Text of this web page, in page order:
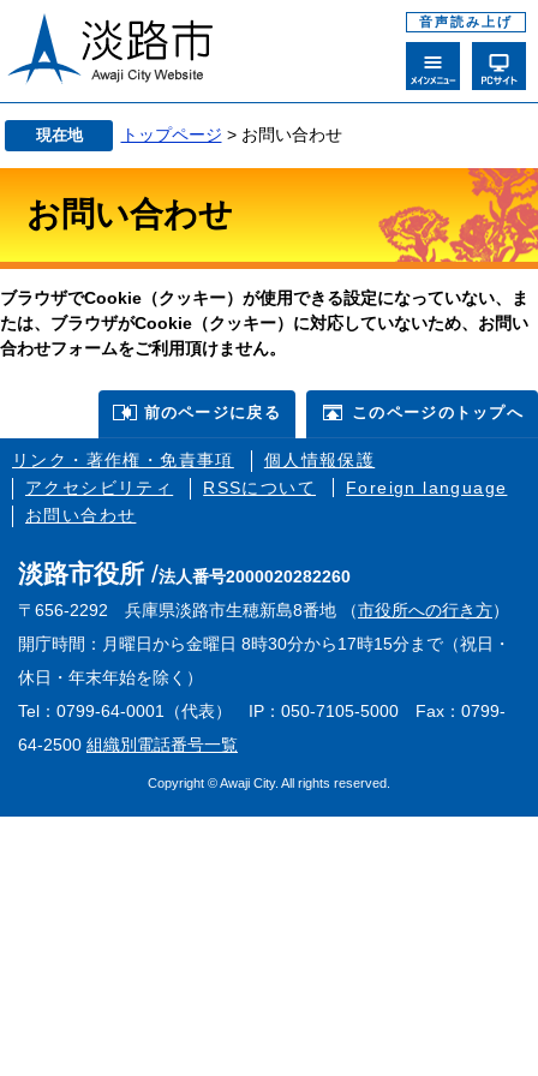
音声読み上げ
現在地 トップページ > お問い合わせ
お問い合わせ
ブラウザでCookie（クッキー）が使用できる設定になっていない、ま
たは、ブラウザがCookie（クッキー）に対応していないため、お問い
合わせフォームをご利用頂けません。
前のページに戻る このページのトップへ
リンク・著作権・免責事項
個人情報保護
アクセシビリティ
RSSについて
Foreign language
お問い合わせ
淡路市役所
法人番号2000020282260
〒656-2292 兵庫県淡路市生穂新島8番地 （市役所への行き方）
開庁時間：月曜日から金曜日 8時30分から17時15分まで（祝日・
休日・年末年始を除く）
Tel：0799-64-0001（代表） IP：050-7105-5000 Fax：0799-
64-2500 組織別電話番号一覧
Copyright © Awaji City. All rights reserved.